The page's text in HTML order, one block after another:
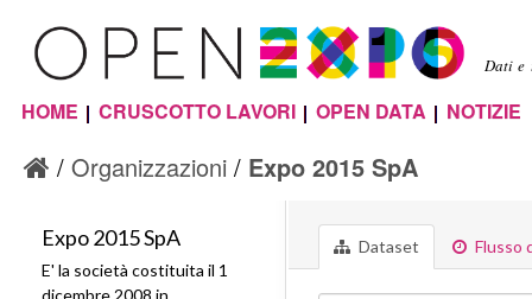
Dati e
Menu principale
HOME CRUSCOTTO LAVORI OPEN DATA NOTIZIE
Organizzazioni Expo 2015 SpA
Dataset Flusso
Expo 2015 SpA
E' la società costituita il 1